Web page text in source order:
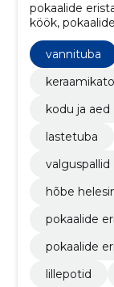
pokaalide
köök,
eristajad
helesinine 6tk,
vannituba
kodu ja aed
lastetuba
valguspallid
hõbe
pokaalide
pokaalide
lillepotid